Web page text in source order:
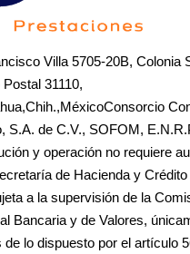
Villa 5705-20B, Colonia
31110,
S.A. de C.V., SOFOM,
y operación no requiere
de Hacienda y
a la supervisión de la
Bancaria y de Valores,
de lo dispuesto por el artículo